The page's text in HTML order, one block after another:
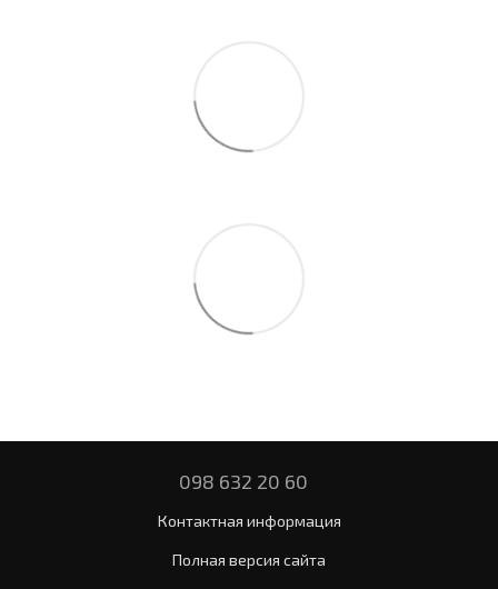
098 632 20 60
Контактная информация
Полная версия сайта